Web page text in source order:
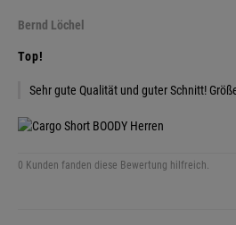
Bernd Löchel
Top!
Sehr gute Qualität und guter Schnitt!
0 Kunden fanden diese Bewertung hilfreich.